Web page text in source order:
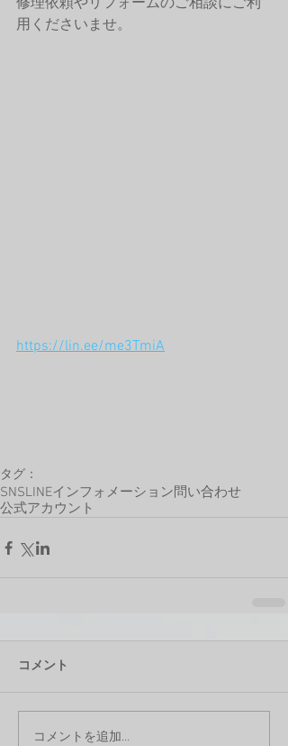
修理依頼やリフォームのご相談にご利
用くださいませ。
https://lin.ee/me3TmiA
タグ：
SNSLINEインフォメーション問い合わせ
公式アカウント
コメント
コメントを追加…